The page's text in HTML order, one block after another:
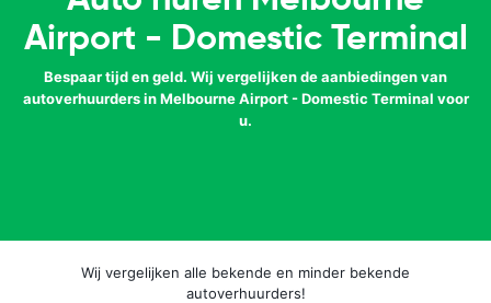
Airport - Domestic Terminal
Bespaar tijd en geld. Wij vergelijken de aanbiedingen van
autoverhuurders in Melbourne Airport - Domestic Terminal voor
u.
Wij vergelijken alle bekende en minder bekende
autoverhuurders!